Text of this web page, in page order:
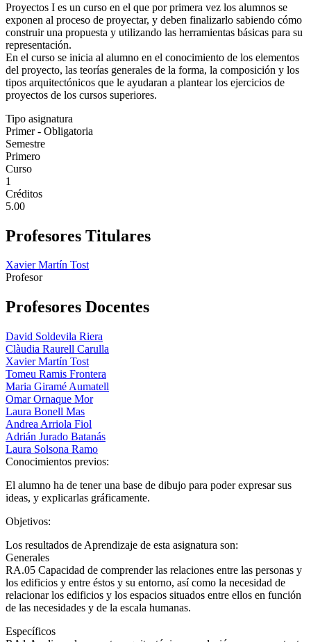
Proyectos I es un curso en el que por primera vez los alumnos se
exponen al proceso de proyectar, y deben finalizarlo sabiendo cómo
construir una propuesta y utilizando las herramientas básicas para su
representación.
En el curso se inicia al alumno en el conocimiento de los elementos
del proyecto, las teorías generales de la forma, la composición y los
tipos arquitectónicos que le ayudaran a plantear los ejercicios de
proyectos de los cursos superiores.
Tipo asignatura
Primer - Obligatoria
Semestre
Primero
Curso
1
Créditos
5.00
Profesores Titulares
Xavier Martín Tost
Profesor
Profesores Docentes
David Soldevila Riera
Clàudia Raurell Carulla
Xavier Martín Tost
Tomeu Ramis Frontera
Maria Giramé Aumatell
Omar Ornaque Mor
Laura Bonell Mas
Andrea Arriola Fiol
Adrián Jurado Batanás
Laura Solsona Ramo
Conocimientos previos:
El alumno ha de tener una base de dibujo para poder expresar sus
ideas, y explicarlas gráficamente.
Objetivos:
Los resultados de Aprendizaje de esta asignatura son:
Generales
RA.05 Capacidad de comprender las relaciones entre las personas y
los edificios y entre éstos y su entorno, así como la necesidad de
relacionar los edificios y los espacios situados entre ellos en función
de las necesidades y de la escala humanas.
Específicos